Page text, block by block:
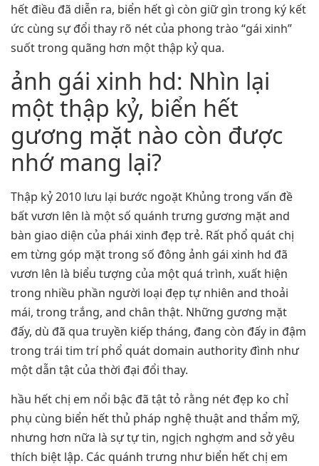
hết điều đã diễn ra, biển hết gì còn giữ gìn trong ký kết
ức cùng sự đổi thay rõ nét của phong trào “gái xinh”
suốt trong quãng hơn một thập kỷ qua.
ảnh gái xinh hd: Nhìn lại
một thập kỷ, biển hết
gương mặt nào còn được
nhớ mang lại?
Thập kỷ 2010 lưu lại bước ngoặt Khủng trong vấn đề
bất vươn lên là một số quánh trưng gương mặt and
bàn giao diện của phái xinh đẹp trẻ. Rất phổ quát chị
em từng góp mặt trong số đông ảnh gái xinh hd đã
vươn lên là biểu tượng của một quá trình, xuất hiện
trong nhiều phần người loại đẹp tự nhiên and thoải
mái, trong trắng, and chân thật. Những gương mặt
đấy, dù đã qua truyền kiếp tháng, đang còn đấy in đậm
trong trái tim trí phổ quát domain authority đình như
một dẫn tật của thời đại đổi thay.
hầu hết chị em nổi bậc đã tật tỏ rằng nét đẹp ko chỉ
phụ cùng biển hết thủ pháp nghệ thuật and thẩm mỹ,
nhưng hơn nữa là sự tự tin, ngịch nghợm and sở yêu
thích biệt lập. Các quánh trưng như biển hết chị em